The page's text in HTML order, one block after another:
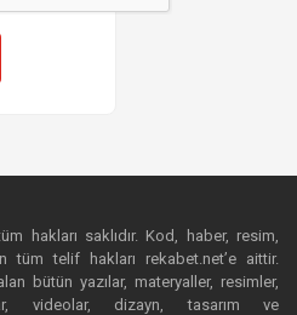
hakları saklıdır. Kod, haber, resim,
telif hakları rekabet.net’e aittir.
bütün yazılar, materyaller, resimler,
videolar, dizayn, tasarım ve